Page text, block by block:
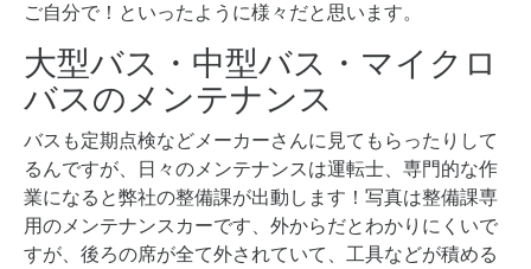
ご自分で！といったように様々だと思います。
大型バス・中型バス・マイクロ
バスのメンテナンス
バスも定期点検などメーカーさんに見てもらったりして
るんですが、日々のメンテナンスは運転士、専門的な作
業になると弊社の整備課が出動します！写真は整備課専
用のメンテナンスカーです、外からだとわかりにくいで
すが、後ろの席が全て外されていて、工具などが積める